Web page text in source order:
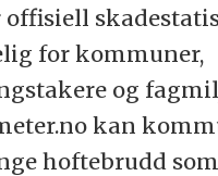
offisiell
for kommuner,
og
kan
hoftebrudd